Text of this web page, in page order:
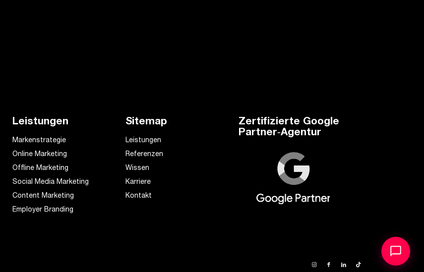
Leistungen
Markenstrategie
Online Marketing
Offline Marketing
Social Media Marketing
Content Marketing
Employer Branding
Sitemap
Leistungen
Referenzen
Wissen
Karriere
Kontakt
Zertifizierte Google
Partner‑Agentur